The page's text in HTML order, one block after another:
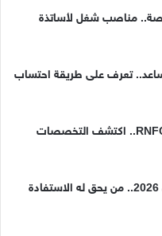
مناصب شغل لأساتذة
تعرف على طريقة احتساب
المرجع الوطني للتكوينات والكفاءات RNFC.. اكتشف التخصصات
عطلة الوفاة في قانون العمل الجزائري 2026.. من يحق له الاستفادة